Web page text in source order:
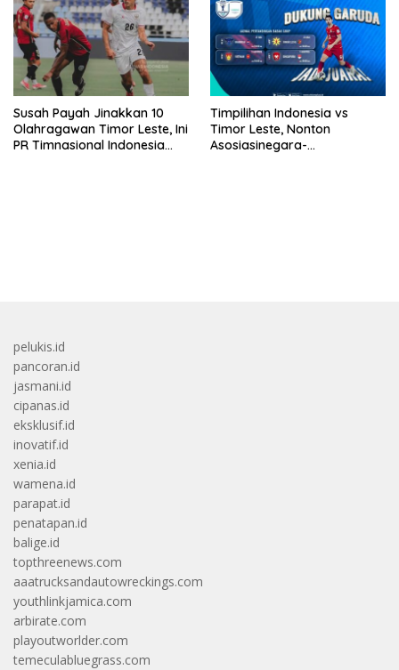
Susah Payah Jinakkan 10
Olahragawan Timor Leste, Ini
PR Timnasional Indonesia
Timpilihan Indonesia vs
Timor Leste, Nonton
Asosiasinegara-
pelukis.id
pancoran.id
jasmani.id
cipanas.id
eksklusif.id
inovatif.id
xenia.id
wamena.id
parapat.id
penatapan.id
balige.id
topthreenews.com
aaatrucksandautowreckings.com
youthlinkjamica.com
arbirate.com
playoutworlder.com
temeculabluegrass.com